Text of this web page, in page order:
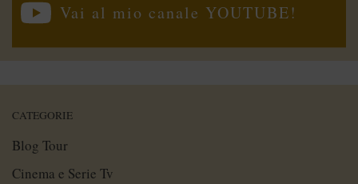
Vai al mio canale YOUTUBE!
CATEGORIE
Blog Tour
Cinema e Serie Tv